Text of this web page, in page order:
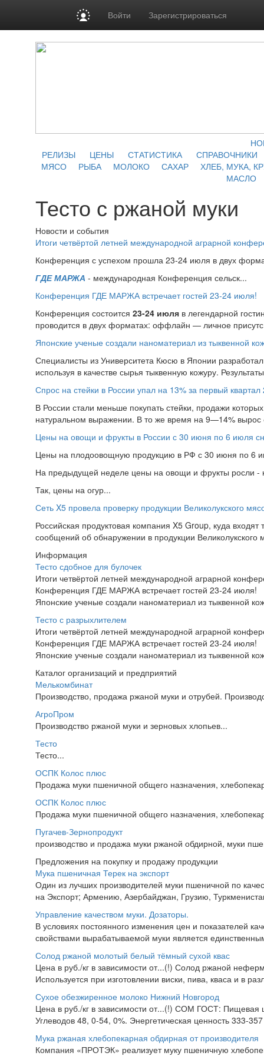
Войти Зарегистрироваться
РЕЛИЗЫ
ЦЕНЫ СТАТИСТИКА
СПРАВОЧНИКИ
МЯСО
РЫБА МОЛОКО САХАР
ХЛЕБ, МУКА,
МАСЛО
Тесто с ржаной муки
Новости и события
Итоги четвёртой летней международной аграрной
Конференция с успехом прошла 23-24 июля в двух
ГДЕ МАРЖА - международная Конференция сельск...
Конференция ГДЕ МАРЖА встречает гостей 23-24 июля!
Конференция состоится 23-24 июля в легендарной
проводится в двух форматах: оффлайн — личное
Японские ученые создали наноматериал из тыквенной
Специалисты из Университета Кюсю в Японии
используя в качестве сырья тыквенную кожуру.
Спрос на стейки в России упал на 13% за первый квартал
В России стали меньше покупать стейки, продажи
натуральном выражении. В то же время на 9—14%
Цены на овощи и фрукты в России с 30 июня по 6 июля
Цены на плодоовощную продукцию в РФ с 30 июня по 6
На предыдущей неделе цены на овощи и фрукты росли -
Так, цены на огур...
Сеть X5 провела проверку продукции Великолукского
Российская продуктовая компания X5 Group, куда
сообщений об обнаружении в продукции
Информация
Тесто сдобное для булочек
Итоги четвёртой летней международной аграрной
Конференция ГДЕ МАРЖА встречает гостей 23-24 июля!
Японские ученые создали наноматериал из тыквенной
Тесто с разрыхлителем
Итоги четвёртой летней международной аграрной
Конференция ГДЕ МАРЖА встречает гостей 23-24 июля!
Японские ученые создали наноматериал из тыквенной
Каталог организаций и предприятий
Мелькомбинат
Производство, продажа ржаной муки и отрубей.
АгроПром
Производство ржаной муки и зерновых хлопьев...
Тесто
Тесто...
ОСПК Колос плюс
Продажа муки пшеничной общего назначения,
ОСПК Колос плюс
Продажа муки пшеничной общего назначения,
Пугачев-Зернопродукт
производство и продажа муки ржаной обдирной, муки
Предложения на покупку и продажу продукции
Мука пшеничная Терек на экспорт
Один из лучших производителей муки пшеничной по
на Экспорт; Армению, Азербайджан, Грузию,
Управление качеством муки. Дозаторы.
В условиях постоянного изменения цен и показателей
свойствами вырабатываемой муки является
Солод ржаной молотый белый тёмный сухой квас
Цена в руб./кг в зависимости от...(!) Солод ржаной
Используется при изготовлении виски, пива, кваса и в
Сухое обезжиренное молоко Нижний Новгород
Цена в руб./кг в зависимости от...(!) СОМ ГОСТ: Пищевая
Углеводов 48, 0-54, 0%. Энергетическая ценность 333-
Мука ржаная хлебопекарная обдирная от производителя
Компания «ПРОТЭК» реализует муку пшеничную